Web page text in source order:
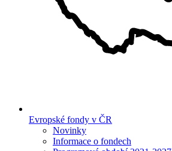
Evropské fondy v ČR
Novinky
Informace o fondech